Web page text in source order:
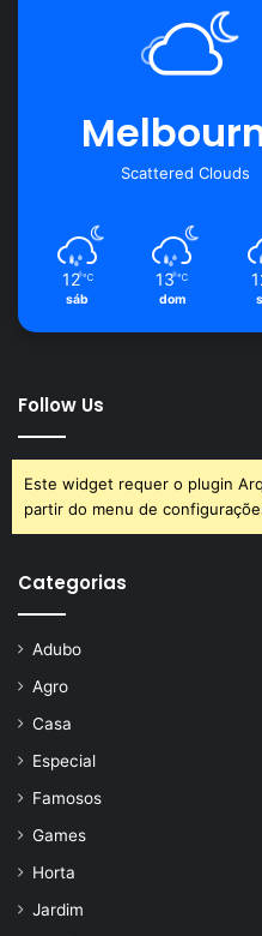
Scattered Clouds
12 ℃
sáb
13 ℃
dom
Follow Us
Este widget requer o plugin
partir do menu de
Categorias
Adubo
Agro
Casa
Especial
Famosos
Games
Horta
Jardim